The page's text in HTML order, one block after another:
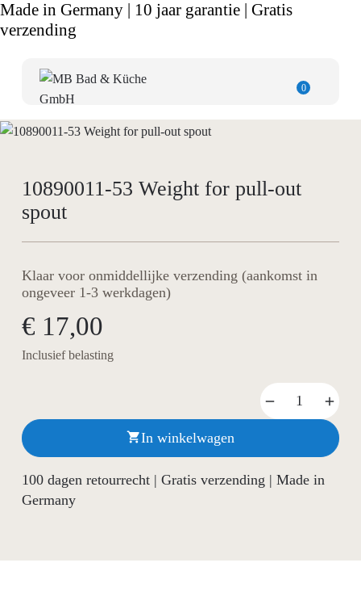
Made in Germany | 10 jaar garantie | Gratis
verzending
0
10890011-53 Weight for pull-out
spout
Klaar voor onmiddellijke verzending (aankomst in
ongeveer 1-3 werkdagen)
€ 17,00
Inclusief belasting
In winkelwagen
100 dagen retourrecht | Gratis verzending | Made in
Germany